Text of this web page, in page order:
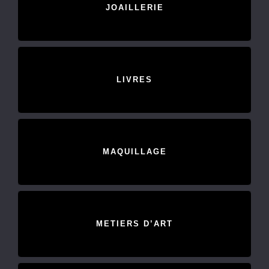
JOAILLERIE
LIVRES
MAQUILLAGE
METIERS D’ART